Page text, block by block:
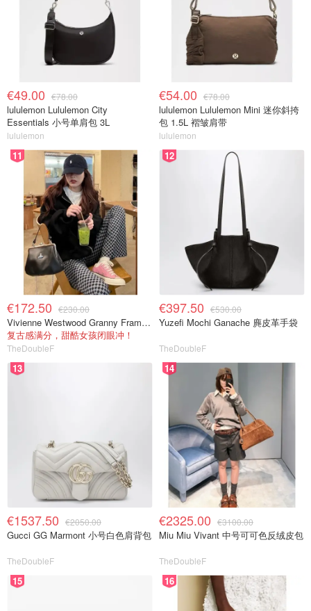
€49.00 €78.00
lululemon Lululemon City
Essentials 小号单肩包 3L
lululemon
€54.00 €78.00
lululemon Lululemon Mini 迷你斜挎
包 1.5L 褶皱肩带
lululemon
11
€172.50 €230.00
Vivienne Westwood Granny Frame Bag 黑色PU
复古感满分，甜酷女孩闭眼冲！
TheDoubleF
12
€397.50 €530.00
Yuzefi Mochi Ganache 麂皮革手袋
TheDoubleF
13
€1537.50 €2050.00
Gucci GG Marmont 小号白色肩背包
TheDoubleF
14
€2325.00 €3100.00
Miu Miu Vivant 中号可可色反绒皮包
TheDoubleF
15 16